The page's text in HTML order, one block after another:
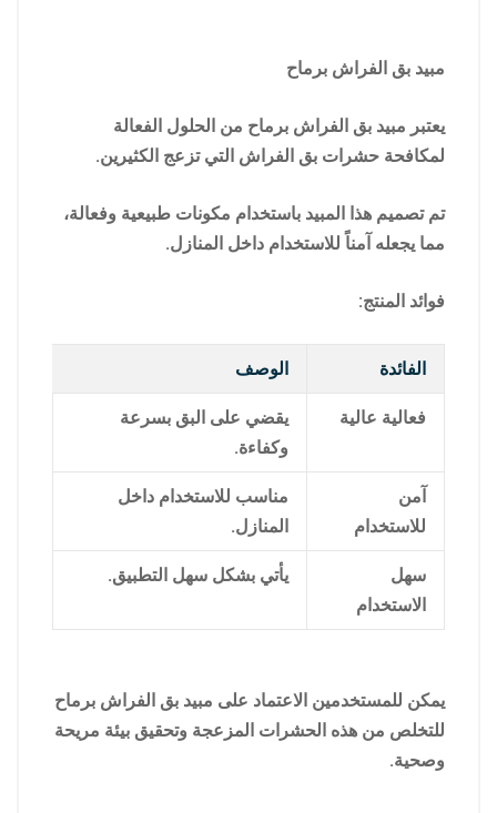
مبيد بق الفراش برماح
يعتبر مبيد بق الفراش برماح من الحلول الفعالة
لمكافحة حشرات بق الفراش التي تزعج الكثيرين.
تم تصميم هذا المبيد باستخدام مكونات طبيعية وفعالة،
مما يجعله آمناً للاستخدام داخل المنازل.
فوائد المنتج:
الفائدة الوصف
فعالية عالية
يقضي على البق بسرعة
وكفاءة.
آمن
للاستخدام
مناسب للاستخدام داخل
المنازل.
سهل
الاستخدام
يأتي بشكل سهل التطبيق.
يمكن للمستخدمين الاعتماد على مبيد بق الفراش برماح
للتخلص من هذه الحشرات المزعجة وتحقيق بيئة مريحة
وصحية.